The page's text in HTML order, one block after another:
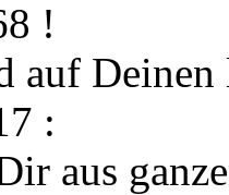
!
auf
:
aus